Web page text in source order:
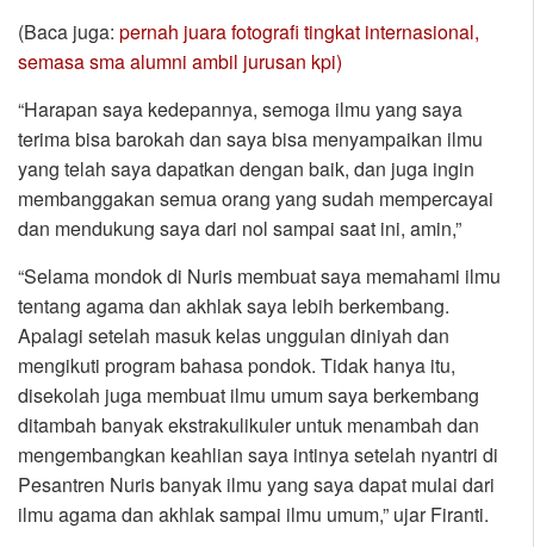
(Baca juga: pernah juara fotografi tingkat internasional,
semasa sma alumni ambil jurusan kpi)
“Harapan saya kedepannya, semoga ilmu yang saya
terima bisa barokah dan saya bisa menyampaikan ilmu
yang telah saya dapatkan dengan baik, dan juga ingin
membanggakan semua orang yang sudah mempercayai
dan mendukung saya dari nol sampai saat ini, amin,”
“Selama mondok di Nuris membuat saya memahami ilmu
tentang agama dan akhlak saya lebih berkembang.
Apalagi setelah masuk kelas unggulan diniyah dan
mengikuti program bahasa pondok. Tidak hanya itu,
disekolah juga membuat ilmu umum saya berkembang
ditambah banyak ekstrakulikuler untuk menambah dan
mengembangkan keahlian saya intinya setelah nyantri di
Pesantren Nuris banyak ilmu yang saya dapat mulai dari
ilmu agama dan akhlak sampai ilmu umum,” ujar Firanti.